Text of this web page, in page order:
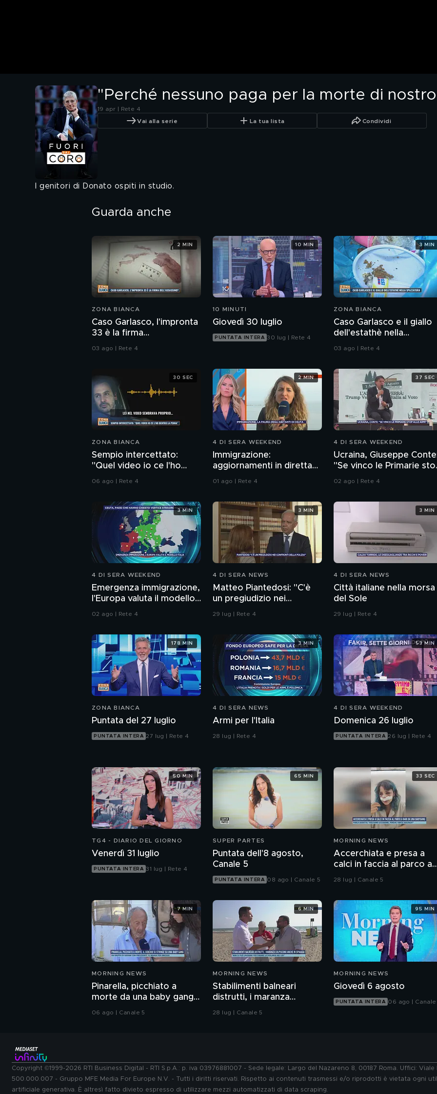
"Perché nessuno paga per la morte di
19 apr | Rete 4
Vai alla serie La tua lista Condividi
I genitori di Donato ospiti in studio.
Guarda anche
ZONA BIANCA
Caso Garlasco, l'impronta
33 è la firma
dell'assassino?
03 ago | Rete 4
2 MIN
10 MINUTI
Giovedì 30 luglio
PUNTATA INTERA 30 lug | Rete 4
10 MIN
ZONA BIANCA
Caso Garlasco e il giallo
dell'estathè nella
spazzatura
03 ago | Rete 4
3 MIN
ZONA BIANCA
Sempio intercettato:
"Quel video io ce l'ho
dentro la penna"
06 ago | Rete 4
30 SEC
4 DI SERA WEEKEND
Immigrazione:
aggiornamenti in diretta
da Ceuta
01 ago | Rete 4
2 MIN
4 DI SERA WEEKEND
Ucraina, Giuseppe
"Se vinco le Primarie
alle armi"
02 ago | Rete 4
37 SEC
4 DI SERA WEEKEND
Emergenza immigrazione,
l'Europa valuta il modello
02 ago | Rete 4
3 MIN
4 DI SERA NEWS
Matteo Piantedosi: "C'è
un pregiudizio nei
confronti della polizia"
29 lug | Rete 4
3 MIN
4 DI SERA NEWS
Città italiane nella morsa
del Sole
29 lug | Rete 4
3 MIN
ZONA BIANCA
Puntata del 27 luglio
PUNTATA INTERA 27 lug | Rete 4
178 MIN
4 DI SERA NEWS
Armi per l'Italia
28 lug | Rete 4
3 MIN
4 DI SERA WEEKEND
Domenica 26 luglio
PUNTATA INTERA 26 lug | Rete 4
53 MIN
TG4 - DIARIO DEL GIORNO
Venerdì 31 luglio
PUNTATA INTERA 31 lug | Rete 4
50 MIN
SUPER PARTES
Puntata dell'8 agosto,
Canale 5
PUNTATA INTERA 08 ago | Canale 5
65 MIN
MORNING NEWS
Accerchiata e presa a
calci in faccia al parco a
Bari da una babygang
28 lug | Canale 5
33 SEC
MORNING NEWS
Pinarella, picchiato a
morte da una baby gang,
parla il padre
06 ago | Canale 5
7 MIN
MORNING NEWS
Stabilimenti balneari
distrutti, i maranza
colpiscono anche in
28 lug | Canale 5
6 MIN
MORNING NEWS
Giovedì 6 agosto
PUNTATA INTERA 06 ago | Canale
95 MIN
Copyright ©1999-2026 RTI Business Digital - RTI S.p.A.: p. iva 03976881007 - Sede legale: Largo del Nazareno 8, 00187 Roma. Uffici:
500.000.007 - Gruppo MFE Media For Europe N.V. - Tutti i diritti riservati. Rispetto ai contenuti trasmessi e/o riprodotti è vietata ogni
artificiale generativa. È altresì fatto divieto espresso di utilizzare mezzi automatizzati di data scraping.